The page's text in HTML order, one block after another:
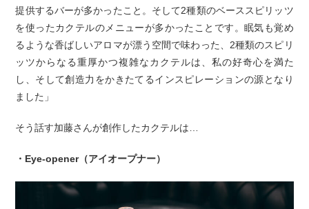
提供するバーが多かったこと。そして2種類のベーススピリッツ
を使ったカクテルのメニューが多かったことです。眠気も覚め
るような香ばしいアロマが漂う空間で味わった、2種類のスピリ
ッツからなる重厚かつ複雑なカクテルは、私の好奇心を満た
し、そして創造力をかきたてるインスピレーションの源となり
ました」
そう話す加藤さんが創作したカクテルは…
・Eye-opener（アイオープナー）